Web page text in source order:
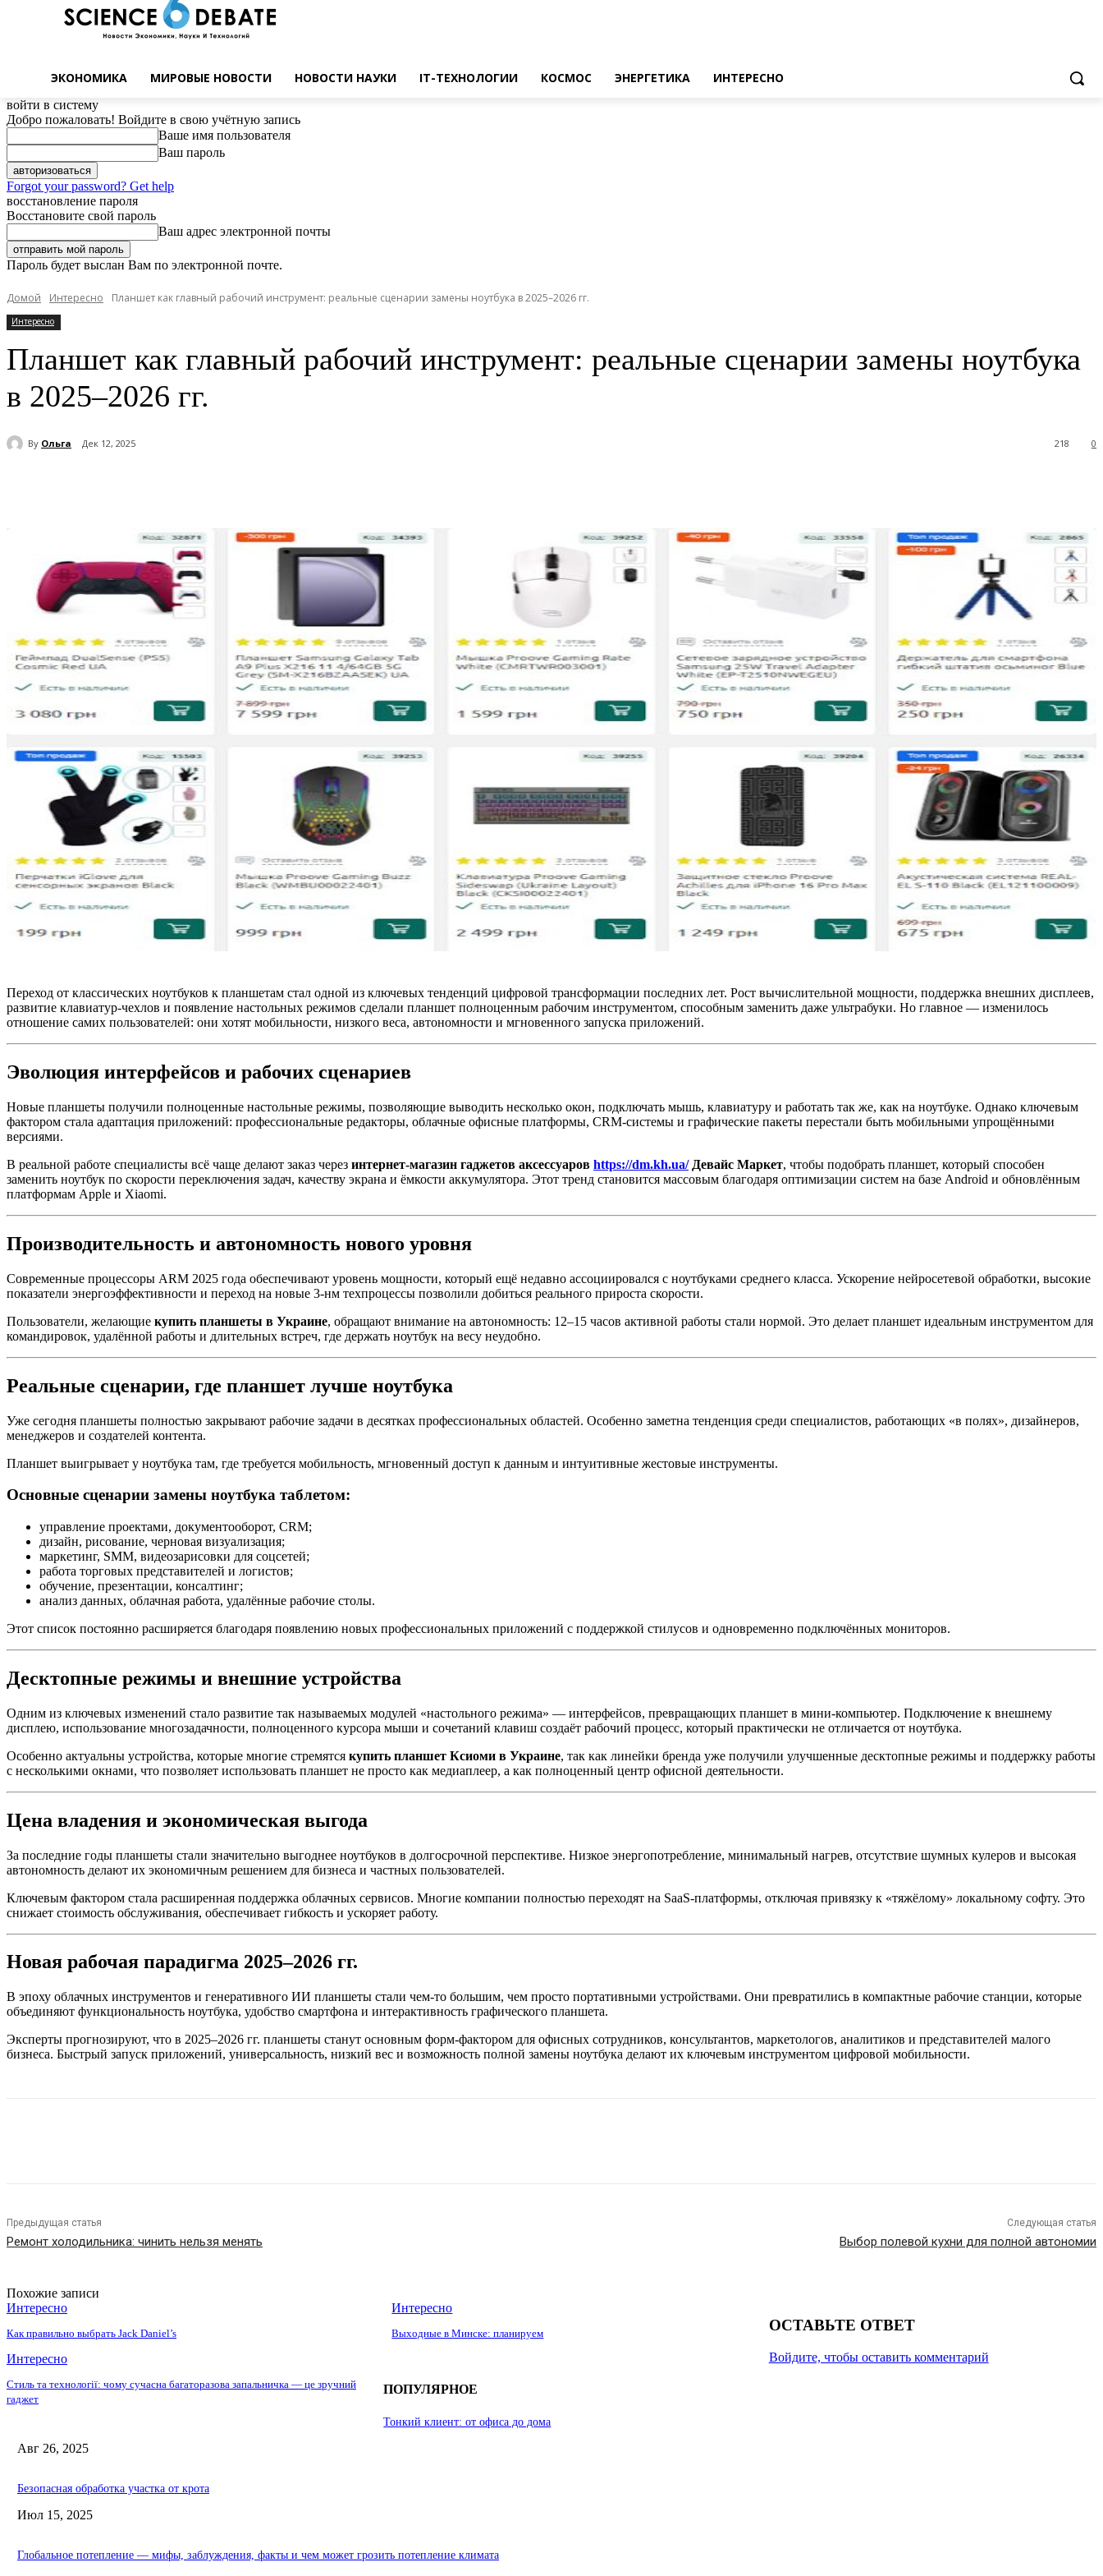
ЭКОНОМИКА МИРОВЫЕ НОВОСТИ НОВОСТИ НАУКИ IT-ТЕХНОЛОГИИ КОСМОС ЭНЕРГЕТИКА ИНТЕРЕСНО
войти в систему
Добро пожаловать! Войдите в свою учётную запись
Ваше имя пользователя
Ваш пароль
Forgot your password? Get help
восстановление пароля
Восстановите свой пароль
Ваш адрес электронной почты
Пароль будет выслан Вам по электронной почте.
Домой Интересно Планшет как главный рабочий инструмент: реальные сценарии замены ноутбука в 2025–2026 гг.
Интересно
Планшет как главный рабочий инструмент: реальные сценарии замены ноутбука
в 2025–2026 гг.
By Ольга Дек 12, 2025 0
218
Переход от классических ноутбуков к планшетам стал одной из ключевых тенденций цифровой трансформации последних лет. Рост вычислительной мощности, поддержка внешних дисплеев,
развитие клавиатур-чехлов и появление настольных режимов сделали планшет полноценным рабочим инструментом, способным заменить даже ультрабуки. Но главное — изменилось
отношение самих пользователей: они хотят мобильности, низкого веса, автономности и мгновенного запуска приложений.
Эволюция интерфейсов и рабочих сценариев
Новые планшеты получили полноценные настольные режимы, позволяющие выводить несколько окон, подключать мышь, клавиатуру и работать так же, как на ноутбуке. Однако ключевым
фактором стала адаптация приложений: профессиональные редакторы, облачные офисные платформы, CRM-системы и графические пакеты перестали быть мобильными упрощёнными
версиями.
В реальной работе специалисты всё чаще делают заказ через интернет-магазин гаджетов аксессуаров https://dm.kh.ua/Девайс Маркет, чтобы подобрать планшет, который способен
заменить ноутбук по скорости переключения задач, качеству экрана и ёмкости аккумулятора. Этот тренд становится массовым благодаря оптимизации систем на базе Android и обновлённым
платформам Apple и Xiaomi.
Производительность и автономность нового уровня
Современные процессоры ARM 2025 года обеспечивают уровень мощности, который ещё недавно ассоциировался с ноутбуками среднего класса. Ускорение нейросетевой обработки, высокие
показатели энергоэффективности и переход на новые 3-нм техпроцессы позволили добиться реального прироста скорости.
Пользователи, желающие купить планшеты в Украине, обращают внимание на автономность: 12–15 часов активной работы стали нормой. Это делает планшет идеальным инструментом для
командировок, удалённой работы и длительных встреч, где держать ноутбук на весу неудобно.
Реальные сценарии, где планшет лучше ноутбука
Уже сегодня планшеты полностью закрывают рабочие задачи в десятках профессиональных областей. Особенно заметна тенденция среди специалистов, работающих «в полях», дизайнеров,
менеджеров и создателей контента.
Планшет выигрывает у ноутбука там, где требуется мобильность, мгновенный доступ к данным и интуитивные жестовые инструменты.
Основные сценарии замены ноутбука таблетом:
управление проектами, документооборот, CRM;
дизайн, рисование, черновая визуализация;
маркетинг, SMM, видеозарисовки для соцсетей;
работа торговых представителей и логистов;
обучение, презентации, консалтинг;
анализ данных, облачная работа, удалённые рабочие столы.
Этот список постоянно расширяется благодаря появлению новых профессиональных приложений с поддержкой стилусов и одновременно подключённых мониторов.
Десктопные режимы и внешние устройства
Одним из ключевых изменений стало развитие так называемых модулей «настольного режима» — интерфейсов, превращающих планшет в мини-компьютер. Подключение к внешнему
дисплею, использование многозадачности, полноценного курсора мыши и сочетаний клавиш создаёт рабочий процесс, который практически не отличается от ноутбука.
Особенно актуальны устройства, которые многие стремятся купить планшет Ксиоми в Украине, так как линейки бренда уже получили улучшенные десктопные режимы и поддержку работы
с несколькими окнами, что позволяет использовать планшет не просто как медиаплеер, а как полноценный центр офисной деятельности.
Цена владения и экономическая выгода
За последние годы планшеты стали значительно выгоднее ноутбуков в долгосрочной перспективе. Низкое энергопотребление, минимальный нагрев, отсутствие шумных кулеров и высокая
автономность делают их экономичным решением для бизнеса и частных пользователей.
Ключевым фактором стала расширенная поддержка облачных сервисов. Многие компании полностью переходят на SaaS-платформы, отключая привязку к «тяжёлому» локальному софту. Это
снижает стоимость обслуживания, обеспечивает гибкость и ускоряет работу.
Новая рабочая парадигма 2025–2026 гг.
В эпоху облачных инструментов и генеративного ИИ планшеты стали чем-то большим, чем просто портативными устройствами. Они превратились в компактные рабочие станции, которые
объединяют функциональность ноутбука, удобство смартфона и интерактивность графического планшета.
Эксперты прогнозируют, что в 2025–2026 гг. планшеты станут основным форм-фактором для офисных сотрудников, консультантов, маркетологов, аналитиков и представителей малого
бизнеса. Быстрый запуск приложений, универсальность, низкий вес и возможность полной замены ноутбука делают их ключевым инструментом цифровой мобильности.
Предыдущая статья
Ремонт холодильника: чинить нельзя менять
Следующая статья
Выбор полевой кухни для полной автономии
Похожие записи
Интересно
Как правильно выбрать Jack Daniel’s
Интересно
Выходные в Минске: планируем
Интересно
Стиль та технології: чому сучасна багаторазова запальничка — це зручний
гаджет
ОСТАВЬТЕ ОТВЕТ
Войдите, чтобы оставить комментарий
ПОПУЛЯРНОЕ
Тонкий клиент: от офиса до дома
Авг 26, 2025
Безопасная обработка участка от крота
Июл 15, 2025
Глобальное потепление — мифы, заблуждения, факты и чем может грозить потепление климата